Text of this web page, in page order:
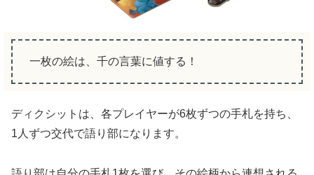
一枚の絵は、千の言葉に値する！
ディクシットは、各プレイヤーが6枚ずつの手札を持ち、
1人ずつ交代で語り部になります。